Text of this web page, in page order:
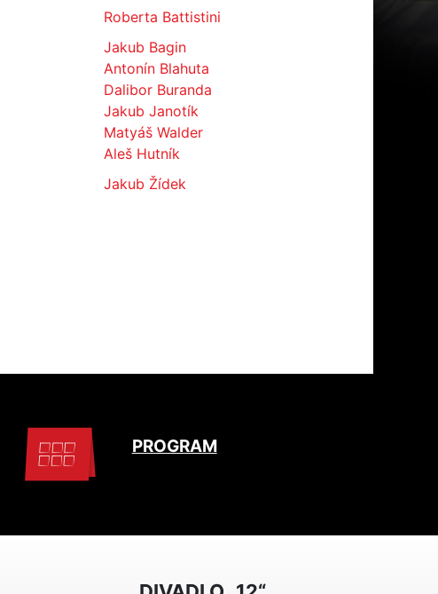
Roberta Battistini
Jakub Bagin
Antonín Blahuta
Dalibor Buranda
Jakub Janotík
Matyáš Walder
Aleš Hutník
Jakub Žídek
PROGRAM